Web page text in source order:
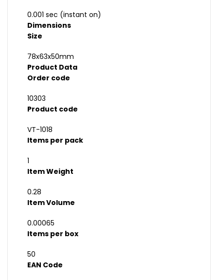
0.001 sec (instant on)
Dimensions
Size
78x63x50mm
Product Data
Order code
10303
Product code
VT-1018
Items per pack
1
Item Weight
0.28
Item Volume
0.00065
Items per box
50
EAN Code